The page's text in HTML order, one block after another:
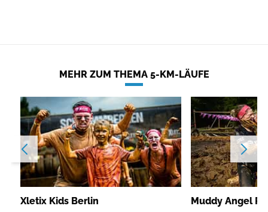
MEHR ZUM THEMA 5-KM-LÄUFE
Xletix Kids Berlin Muddy Angel